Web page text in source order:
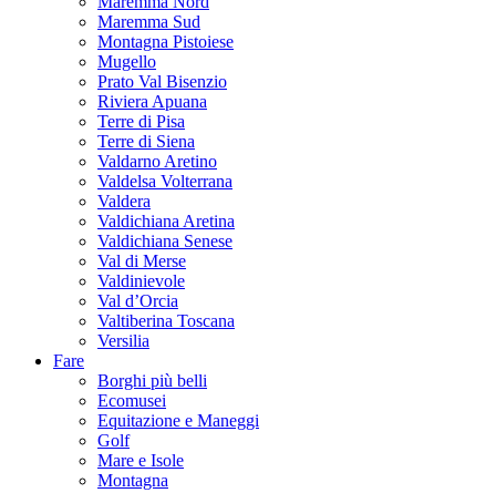
Maremma Sud
Montagna Pistoiese
Mugello
Prato Val Bisenzio
Riviera Apuana
Terre di Pisa
Terre di Siena
Valdarno Aretino
Valdelsa Volterrana
Valdera
Valdichiana Aretina
Valdichiana Senese
Val di Merse
Valdinievole
Val d’Orcia
Valtiberina Toscana
Versilia
Fare
Borghi più belli
Ecomusei
Equitazione e Maneggi
Golf
Mare e Isole
Montagna